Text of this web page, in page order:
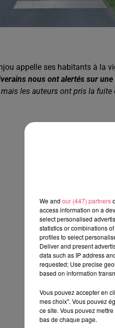
appelle ses habitants à la
nous ont alertés sur
mais les auteurs ont pris la
We and our (447) partners
access information on a
select personalised
statistics or combinations
profiles to select
Deliver and present
data such as IP address
requested; Use precise
based on information
Vous pouvez accepter en
mes choix". Vous pouvez
ce site. Vous pouvez
bas de chaque page.